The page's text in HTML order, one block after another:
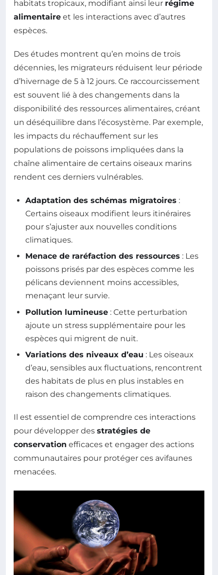
habitats tropicaux, modifiant ainsi leur régime
alimentaire et les interactions avec d’autres
espèces.
Des études montrent qu’en moins de trois
décennies, les migrateurs réduisent leur période
d’hivernage de 5 à 12 jours. Ce raccourcissement
est souvent lié à des changements dans la
disponibilité des ressources alimentaires, créant
un déséquilibre dans l’écosystème. Par exemple,
les impacts du réchauffement sur les
populations de poissons impliquées dans la
chaîne alimentaire de certains oiseaux marins
rendent ces derniers vulnérables.
Adaptation des schémas migratoires :
Certains oiseaux modifient leurs itinéraires
pour s’ajuster aux nouvelles conditions
climatiques.
Menace de raréfaction des ressources : Les
poissons prisés par des espèces comme les
pélicans deviennent moins accessibles,
menaçant leur survie.
Pollution lumineuse : Cette perturbation
ajoute un stress supplémentaire pour les
espèces qui migrent de nuit.
Variations des niveaux d’eau : Les oiseaux
d’eau, sensibles aux fluctuations, rencontrent
des habitats de plus en plus instables en
raison des changements climatiques.
Il est essentiel de comprendre ces interactions
pour développer des stratégies de
conservation efficaces et engager des actions
communautaires pour protéger ces avifaunes
menacées.